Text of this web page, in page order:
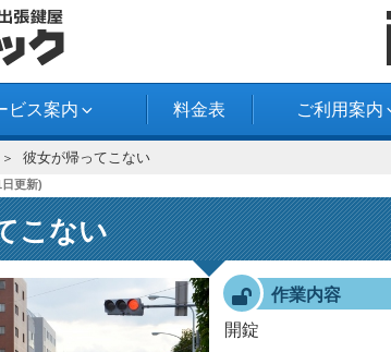
ビス案内 料金表 ご利用案内
彼女が帰ってこない
更新)
こない
作業内容
開錠